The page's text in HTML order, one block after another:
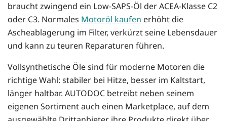
braucht zwingend ein Low-SAPS-Öl der ACEA-Klasse C2
oder C3. Normales Motoröl kaufen erhöht die
Ascheablagerung im Filter, verkürzt seine Lebensdauer
und kann zu teuren Reparaturen führen.
Vollsynthetische Öle sind für moderne Motoren die
richtige Wahl: stabiler bei Hitze, besser im Kaltstart,
länger haltbar. AUTODOC betreibt neben seinem
eigenen Sortiment auch einen Marketplace, auf dem